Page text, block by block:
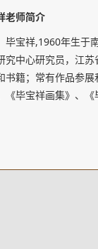
老师简介
毕宝祥,1960年生于
究中心研究员，江
书籍；常有作品参
《毕宝祥画集》、